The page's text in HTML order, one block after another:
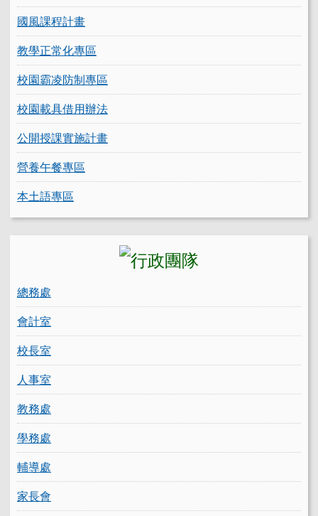
國風課程計畫
教學正常化專區
校園霸凌防制專區
校園載具借用辦法
公開授課實施計畫
營養午餐專區
本土語專區
總務處
會計室
校長室
人事室
教務處
學務處
輔導處
家長會